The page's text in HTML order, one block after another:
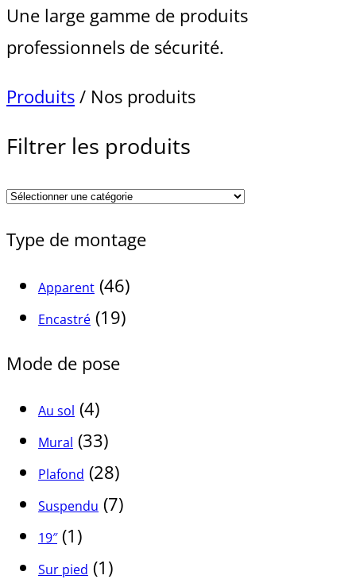
Une large gamme de produits
professionnels de sécurité.
Produits/ Nos produits
Filtrer les produits
Type de montage
Apparent (46)
Encastré (19)
Mode de pose
Au sol (4)
Mural (33)
Plafond (28)
Suspendu (7)
19″ (1)
Sur pied (1)